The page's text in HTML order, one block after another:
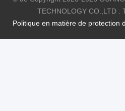
Politique en matière de protection
TECHNOLOGY CO.,LTD .